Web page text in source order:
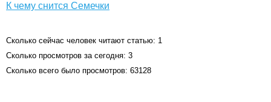
К чему снится Семечки
Сколько сейчас человек читают статью: 1
Сколько просмотров за сегодня: 3
Сколько всего было просмотров: 63128